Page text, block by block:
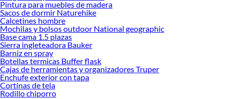
Pintura para muebles de madera
Sacos de dormir Naturehike
Calcetines hombre
Mochilas y bolsos outdoor National geographic
Base cama 1.5 plazas
Sierra ingleteadora Bauker
Barniz en spray
Botellas termicas Buffer flask
Cajas de herramientas y organizadores Truper
Enchufe exterior con tapa
Cortinas de tela
Rodillo chiporro